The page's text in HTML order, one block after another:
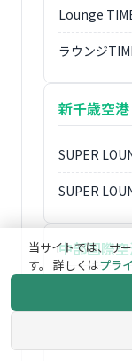
Lounge
ラウンジ
新千歳空港
SUPER
SUPER
中部国際
セカンドプ
当サイトでは、サ
す。 詳しくはプラ